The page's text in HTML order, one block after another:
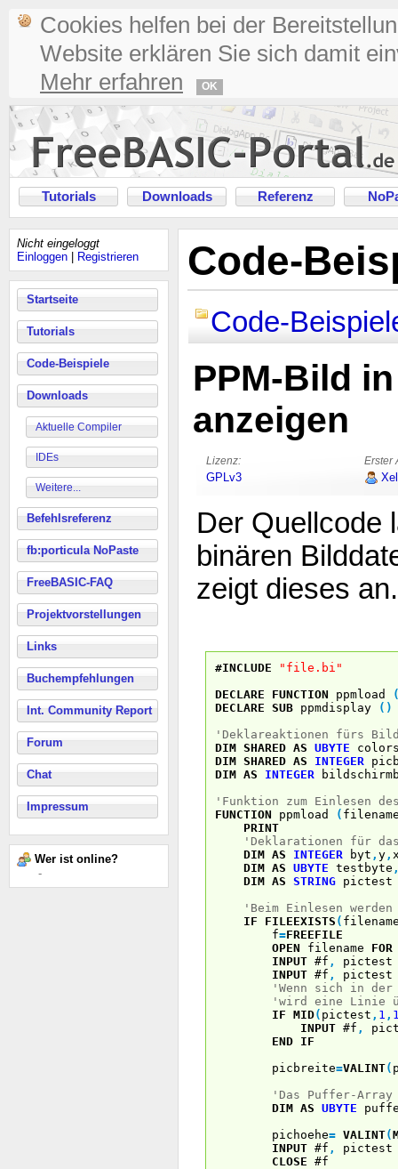
Cookies helfen bei der
Website erklären Sie sich damit
Mehr erfahren
OK
Tutorials Downloads Referenz
Nicht eingeloggt
Einloggen
Registrieren
Startseite
Tutorials
Code-Beispiele
Downloads
Aktuelle Compiler
IDEs
Weitere...
Befehlsreferenz
fb:porticula NoPaste
FreeBASIC-FAQ
Projektvorstellungen
Links
Buchempfehlungen
Int. Community Report
Forum
Chat
Impressum
Wer ist online?
-
Code-
Code-
PPM-Bild
anzeigen
Lizenz: Erster
GPLv3
Der Quellcode
binären
zeigt dieses an.
#INCLUDE
"file.bi"
DECLARE
FUNCTION ppmload
DECLARE SUB ppmdisplay ( )
'Deklareaktionen fürs
DIM SHARED AS UBYTE
DIM SHARED AS INTEGER
DIM AS INTEGER
'Funktion zum Einlesen
FUNCTION ppmload (
PRINT
'Deklarationen für
DIM AS INTEGER byt , y ,
DIM AS UBYTE testbyte
DIM AS STRING pictest
'Beim Einlesen
IF
FILEEXISTS (
f=FREEFILE
OPEN filename FOR
INPUT #f ,
pictest
INPUT #f ,
pictest
'Wenn sich in
'wird eine Linie
IF MID( pictest , 1 ,
INPUT #f ,
END IF
picbreite=VALINT(
'Das Puffer-
DIM AS UBYTE
pichoehe= VALINT(
INPUT #f ,
pictest
CLOSE #f